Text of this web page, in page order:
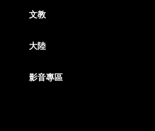
文教
大陸
影音專區